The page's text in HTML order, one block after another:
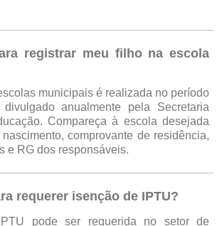
registrar meu filho na escola
municipais é realizada no período
anualmente pela Secretaria
Compareça à escola desejada
comprovante de residência,
e RG dos responsáveis.
requerer isenção de IPTU?
pode ser requerida no setor de